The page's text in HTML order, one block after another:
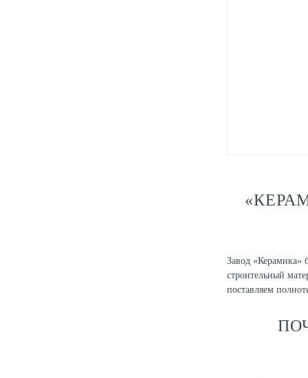
Завод «Керамика»
строительный
поставляем